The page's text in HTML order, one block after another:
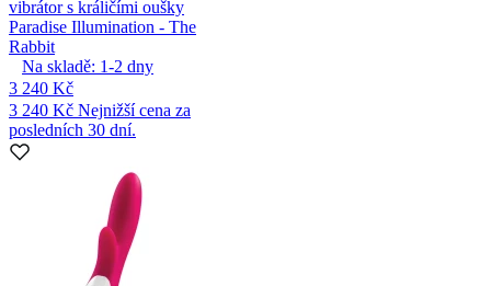
vibrátor s králičími oušky
Paradise Illumination - The
Rabbit
Na skladě: 1-2 dny
3 240 Kč
3 240 Kč Nejnižší cena za
posledních 30 dní.